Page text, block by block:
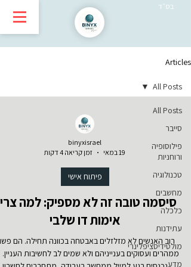
בס״ד
Articles
All Posts
סייבר
פילוסופיה
ורוחניות
טכנולוגיה
מחשבים
כלכלה
עתידנות
מולטידיסציפלינרי
מדע
All Posts
binyxisrael
19 במאי
זמן קריאה 4 דקות
פיתוח אישי
סיסמה טובה זה לא מספיק: למה
אימות דו שלבי
רוב האנשים לא מזלזלים באבטחה בכוונה תחילה. הם
ממהרים ועסוקים בענייניהם ולא שמים לב לחשיבות